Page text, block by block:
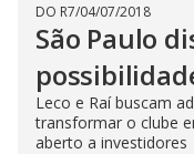
DO R7/04/07/2018
São Paulo
Leco e Raí buscam
transformar o clube
aberto a investidores